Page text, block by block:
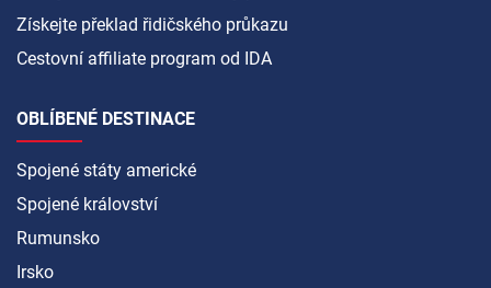
Získejte překlad řidičského průkazu
Cestovní affiliate program od IDA
OBLÍBENÉ DESTINACE
Spojené státy americké
Spojené království
Rumunsko
Irsko